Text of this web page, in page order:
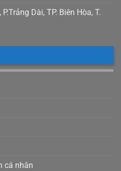
Dài, TP. Biên Hòa, T.
cá nhân